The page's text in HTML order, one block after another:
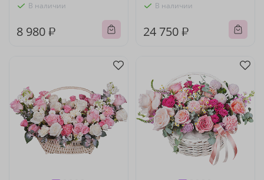
В наличии
8 980 ₽
В наличии
24 750 ₽